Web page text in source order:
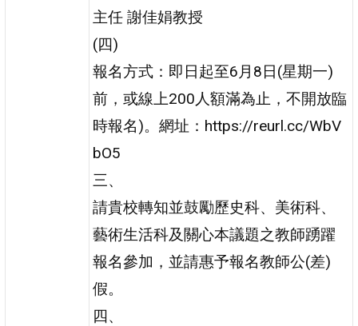
主任 謝佳娟教授
(四)
報名方式：即日起至6月8日(星期一)
前，或線上200人額滿為止，不開放臨
時報名)。網址：https://reurl.cc/WbV
bO5
三、
請貴校轉知並鼓勵歷史科、美術科、
藝術生活科及關心本議題之教師踴躍
報名參加，並請惠予報名教師公(差)
假。
四、